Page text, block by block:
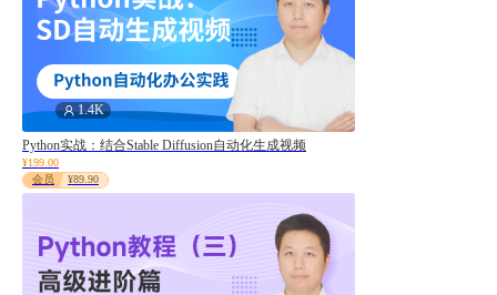
合作课程
综合
最热
最新
1.4K
Python实战：结合Stable Diffusion自动化生成视频
¥199.00
会员
¥89.90